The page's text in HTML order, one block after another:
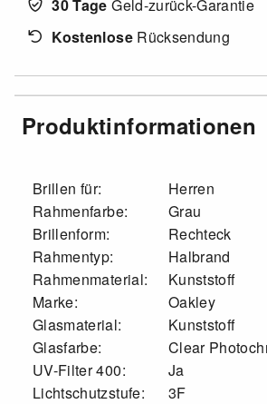
30 Tage Geld-zurück-Garantie
KostenloseRücksendung
Produktinformationen
Brillen für:
Herren
Rahmenfarbe:
Grau
Brillenform:
Rechteck
Rahmentyp:
Halbrand
Rahmenmaterial:
Kunststoff
Marke:
Oakley
Glasmaterial:
Kunststoff
Glasfarbe:
Clear
UV-Filter 400:
Ja
Lichtschutzstufe:
3F